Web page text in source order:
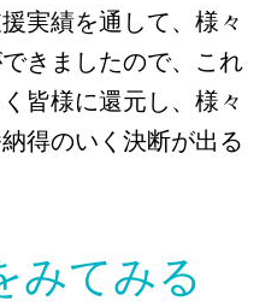
実績を通して、様々
きましたので、これ
皆様に還元し、様々
得のいく決断が出る
みてみる